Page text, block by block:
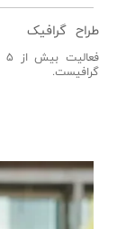
طراح گرافیک
گرافیست.